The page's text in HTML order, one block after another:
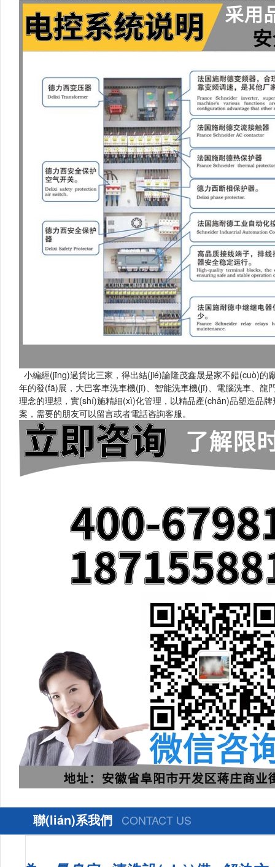
小編經(jīng)過貨比三家，得出結(jié)論隆茂鑫晟是家不錯(cuò)的
年的發(fā)展，大巴客車洗車機(jī)、智能洗車機(jī)、電腦洗車
理念的理想，實(shí)施精細(xì)化管理，以精品產(chǎn)品塑造品牌
案，需要的朋友可以留言或者電話咨詢客服。
聯(lián)系我們 CONTACT US